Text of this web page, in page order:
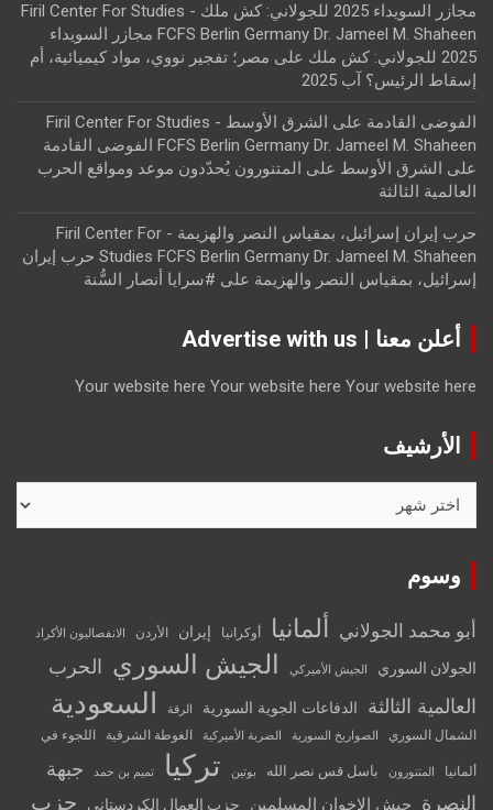
مجازر السويداء 2025 للجولاني: كش ملك - Firil Center For Studies
FCFS Berlin Germany Dr. Jameel M. Shaheen مجازر السويداء
2025 للجولاني: كش ملك
على مصر؛ تفجير نووي، مواد كيميائية، أم
إسقاط الرئيس؟ آب 2025
الفوضى القادمة على الشرق الأوسط - Firil Center For Studies
FCFS Berlin Germany Dr. Jameel M. Shaheen الفوضى القادمة
على الشرق الأوسط على
المتنورون يُحدّدون موعد ومواقع الحرب
العالمية الثالثة
حرب إيران إسرائيل، بمقياس النصر والهزيمة - Firil Center For
Studies FCFS Berlin Germany Dr. Jameel M. Shaheen حرب إيران
إسرائيل، بمقياس النصر والهزيمة على #سرايا أنصار السُّنة
أعلن معنا | Advertise with us
Your website here Your website here Your website here
الأرشيف
وسوم
أبو محمد الجولاني ألمانيا أوكرانيا إيران الأردن الانفصاليون الأكراد
الجولان السوري الجيش الأميركي الجيش السوري الحرب
العالمية الثالثة
الدفاعات الجوية السورية الرقة السعودية
الشمال السوري الصواريخ السورية الضربة الأميركية الغوطة الشرقية اللجوء في
ألمانيا المتنورون باسل قس نصر الله بوتين تركيا تميم بن حمد
جبهة
النصرة
جيش الإخوان المسلمين حزب العمال الكردستاني حزب